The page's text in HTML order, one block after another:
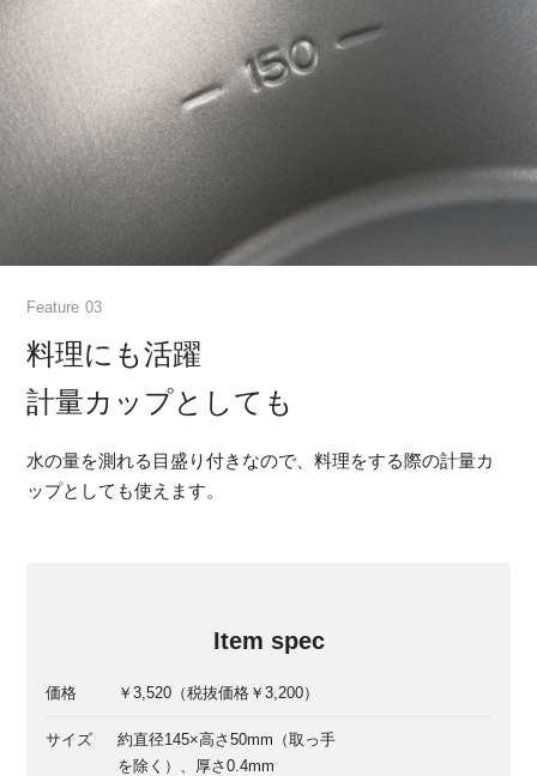
Feature
料理にも活躍
計量カップとしても
水の量を測れる目盛り付きなので、料理をする際の計量カ
ップとしても使えます。
Item spec
価格 ￥3,520（税抜価格￥3,200）
サイズ
約直径145×高さ50mm（取っ手
を除く）、厚さ0.4mm